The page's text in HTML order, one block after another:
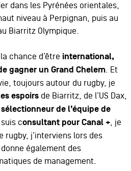
dans les Pyrénées orientales,
niveau à Perpignan, puis au
Biarritz Olympique.
chance d’être international,
gagner un Grand Chelem. Et
toujours autour du rugby, je
espoirsde Biarritz, de l’US Dax,
sélectionneur de l’équipe de
consultant pour Canal +, je
rugby, j’interviens lors des
également des
de management.